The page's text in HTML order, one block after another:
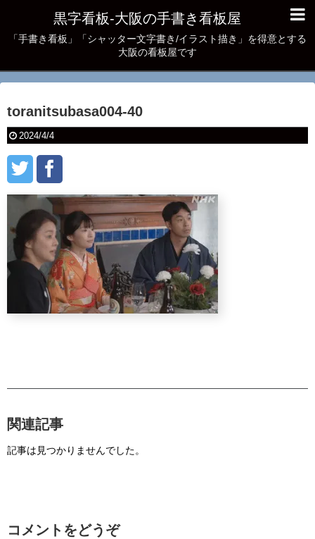
黒字看板‐大阪の手書き看板屋
「手書き看板」「シャッター文字書き/イラスト描き」を得意とする
大阪の看板屋です
toranitsubasa004-40
2024/4/4
関連記事
記事は見つかりませんでした。
コメントをどうぞ